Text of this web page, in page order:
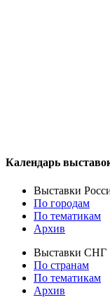
Календарь
Выставки
По городам
По тематикам
Архив
Выставки СНГ
По странам
По тематикам
Архив